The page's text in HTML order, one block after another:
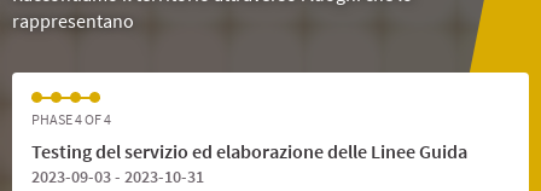
rappresentano
PHASE 4 OF 4
Testing del servizio ed elaborazione delle Linee Guida
2023-09-03 - 2023-10-31